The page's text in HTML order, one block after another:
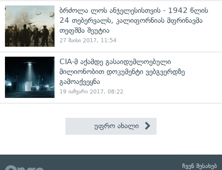
ბრძოლა ლოს ანჯელესისთვის - 1942 წლის
24 თებერვალს, კალიფორნიას მფრინავმა
თეფშმა შეუტია
27 მაისი 2017, 11:54
CIA-მ აქამდე გასაიდუმლოებული
მილიონობით დოკუმენტი ვებგვერდზე
გამოაქვეყნა
19 იანვარი 2017, 08:22
უფრო ახალი
ჩვენ შესახებ